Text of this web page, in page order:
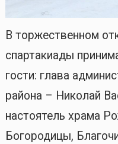
В торжественном
спартакиады
гости: глава
района – Николай
настоятель храма
Богородицы,